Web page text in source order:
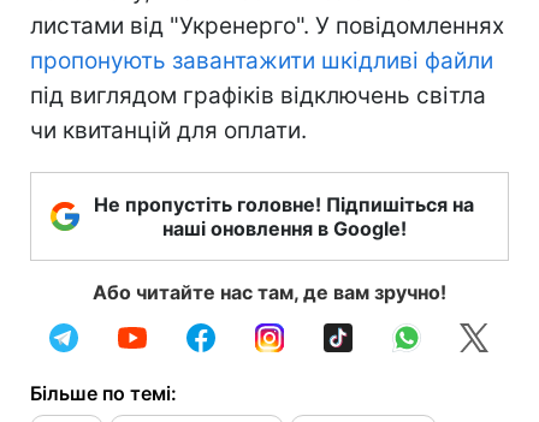
листами від "Укренерго". У повідомленнях
пропонують завантажити шкідливі файли
під виглядом графіків відключень світла
чи квитанцій для оплати.
Не пропустіть головне! Підпишіться на
наші оновлення в Google!
Або читайте нас там, де вам зручно!
Більше по темі: